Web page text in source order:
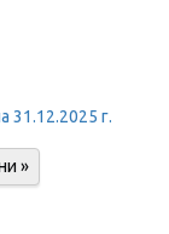
31.12.2025 г.
»